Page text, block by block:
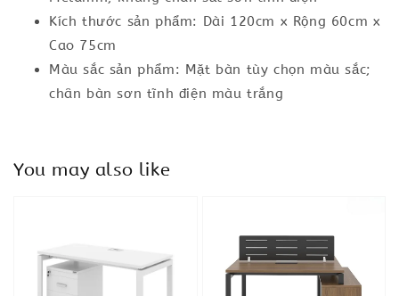
Kích thước sản phẩm: Dài 120cm x Rộng 60cm x
Cao 75cm
Màu sắc sản phẩm: Mặt bàn tùy chọn màu sắc;
chân bàn sơn tĩnh điện màu trắng
You may also like